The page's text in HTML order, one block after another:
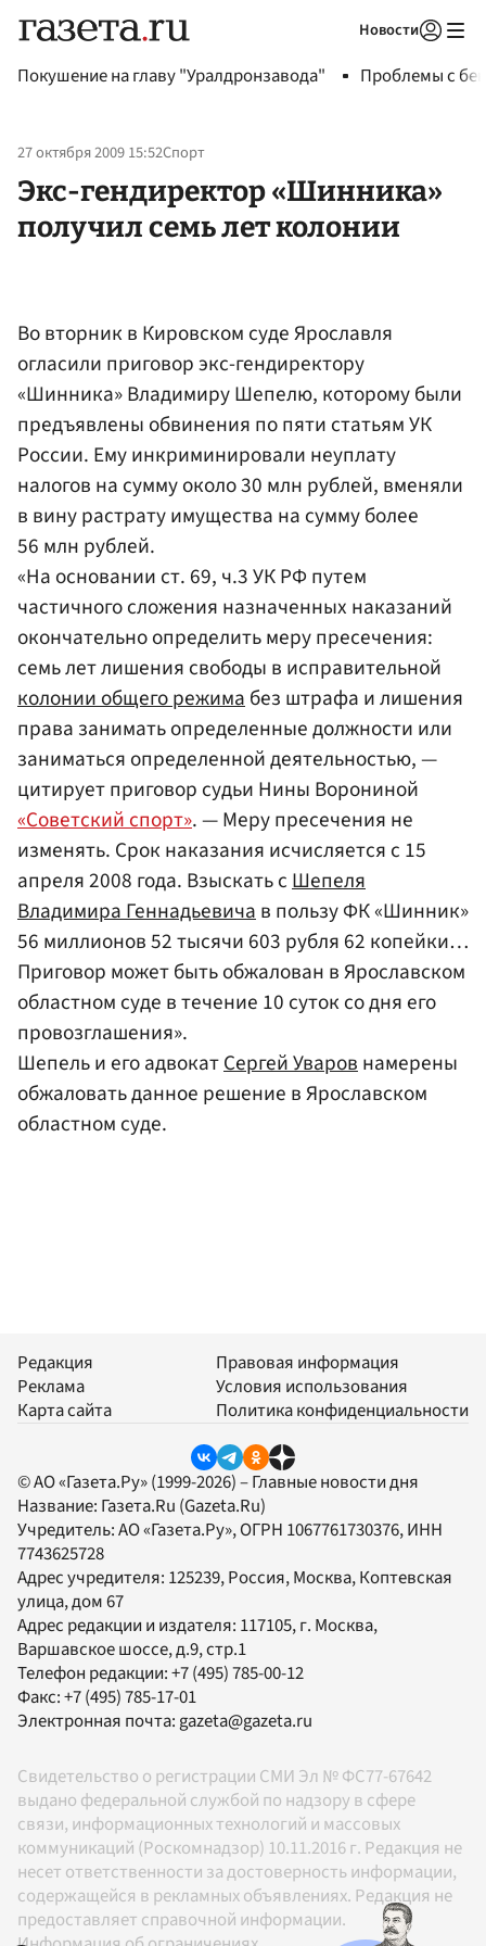
Новости
Покушение на главу "Уралдронзавода" Проблемы с
27 октября 2009 15:52Спорт
Экс-гендиректор «Шинника»
получил семь лет колонии
Во вторник в Кировском суде Ярославля
огласили приговор экс-гендиректору
«Шинника» Владимиру Шепелю, которому были
предъявлены обвинения по пяти статьям УК
России. Ему инкриминировали неуплату
налогов на сумму около 30 млн рублей, вменяли
в вину растрату имущества на сумму более
56 млн рублей.
«На основании ст. 69, ч.3 УК РФ путем
частичного сложения назначенных наказаний
окончательно определить меру пресечения:
семь лет лишения свободы в исправительной
колонии общего режимабез штрафа и лишения
права занимать определенные должности или
заниматься определенной деятельностью, —
цитирует приговор судьи Нины Ворониной
«Советский спорт». — Меру пресечения не
изменять. Срок наказания исчисляется с 15
апреля 2008 года. Взыскать сШепеля
Владимира Геннадьевичав пользу ФК «Шинник»
56 миллионов 52 тысячи 603 рубля 62 копейки…
Приговор может быть обжалован в Ярославском
областном суде в течение 10 суток со дня его
провозглашения».
Шепель и его адвокатСергей Уваровнамерены
обжаловать данное решение в Ярославском
областном суде.
Редакция
Реклама
Карта сайта
Правовая информация
Условия использования
Политика конфиденциальности
© АО «Газета.Ру» (1999-2026) – Главные новости дня
Название: Газета.Ru (Gazeta.Ru)
Учредитель:АО «Газета.Ру», ОГРН 1067761730376, ИНН
7743625728
Адрес учредителя: 125239, Россия, Москва, Коптевская
улица, дом 67
Адрес редакции и издателя: 117105, г. Москва,
Варшавское шоссе, д.9, стр.1
Телефон редакции:+7 (495) 785-00-12
Факс:+7 (495) 785-17-01
Электронная почта:gazeta@gazeta.ru
Свидетельство о регистрации СМИ Эл № ФС77-67642
выдано федеральной службой по надзору в сфере
связи, информационных технологий и массовых
коммуникаций (Роскомнадзор) 10.11.2016 г. Редакция не
несет ответственности за достоверность информации,
содержащейся в рекламных объявлениях. Редакция не
предоставляет справочной информации.